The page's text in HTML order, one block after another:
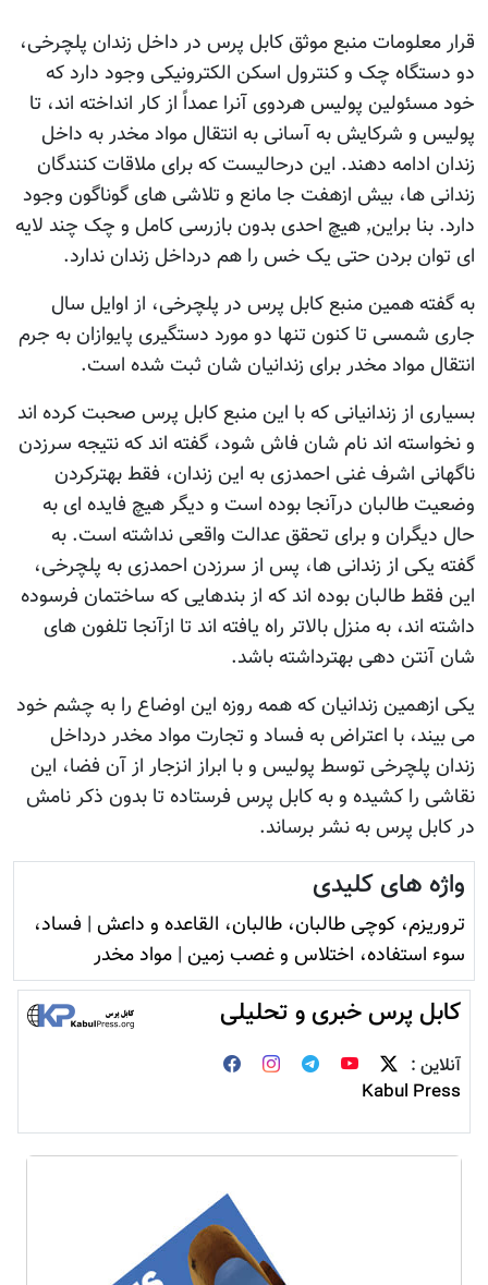
قرار معلومات منبع موثق کابل پرس در داخل زندان پلچرخی،
دو دستگاه چک و کنترول اسکن الکترونیکی وجود دارد که
خود مسئولین پولیس هردوی آنرا عمداً از کار انداخته اند، تا
پولیس و شرکایش به آسانی به انتقال مواد مخدر به داخل
زندان ادامه دهند. این درحالیست که برای ملاقات کنندگان
زندانی ها، بیش ازهفت جا مانع و تلاشی های گوناگون وجود
دارد. بنا براین٬ هیچ احدی بدون بازرسی کامل و چک چند لایه
ای توان بردن حتی یک خس را هم درداخل زندان ندارد.
به گفته همین منبع کابل پرس در پلچرخی، از اوایل سال
جاری شمسی تا کنون تنها دو مورد دستگیری پایوازان به جرم
انتقال مواد مخدر برای زندانیان شان ثبت شده است.
بسیاری از زندانیانی که با این منبع کابل پرس صحبت کرده اند
و نخواسته اند نام شان فاش شود، گفته اند که نتیجه سرزدن
ناگهانی اشرف غنی احمدزی به این زندان، فقط بهترکردن
وضعیت طالبان درآنجا بوده است و دیگر هیچ فایده ای به
حال دیگران و برای تحقق عدالت واقعی نداشته است. به
گفته یکی از زندانی ها، پس از سرزدن احمدزی به پلچرخی،
این فقط طالبان بوده اند که از بندهایی که ساختمان فرسوده
داشته اند، به منزل بالاتر راه یافته اند تا ازآنجا تلفون های
شان آنتن دهی بهترداشته باشد.
یکی ازهمین زندانیان که همه روزه این اوضاع را به چشم خود
می بیند، با اعتراض به فساد و تجارت مواد مخدر درداخل
زندان پلچرخی توسط پولیس و با ابراز انزجار از آن فضا، این
نقاشی را کشیده و به کابل پرس فرستاده تا بدون ذکر نامش
در کابل پرس به نشر برساند.
واژه های کلیدی
تروريزم، کوچی طالبان، طالبان، القاعده و داعش | فساد،
سوء استفاده، اختلاس و غصب زمين | مواد مخدر
کابل پرس خبری و تحلیلی
آنلاین :
Kabul Press